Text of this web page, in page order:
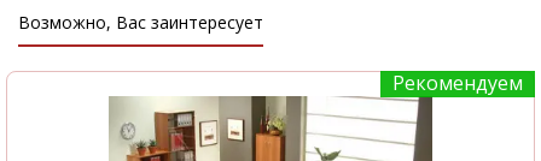
Возможно, Вас заинтересует
Рекомендуем